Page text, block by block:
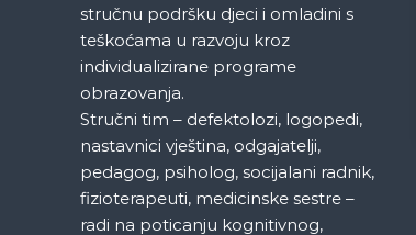
a
c
i
j
a
stručnu podršku djeci i omladini s
teškoćama u razvoju kroz
individualizirane programe
obrazovanja.
Stručni tim – defektolozi, logopedi,
nastavnici vještina, odgajatelji,
pedagog, psiholog, socijalani radnik,
fizioterapeuti, medicinske sestre –
radi na poticanju kognitivnog,